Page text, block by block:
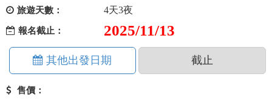
旅遊天數： 4天3夜
報名截止： 2025/11/13
其他出發日期 截止
售價：